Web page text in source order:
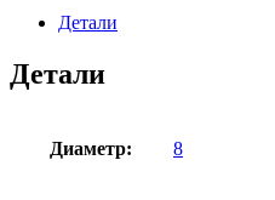
Детали
Детали
Диаметр: 8